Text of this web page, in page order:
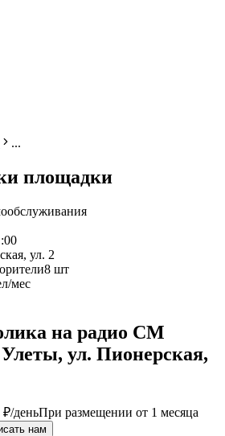
...
площадки
ул. 2
8 шт
мес
на радио СМ
ул. Пионерская,
₽/деньПри размещении от 1 месяца
нам